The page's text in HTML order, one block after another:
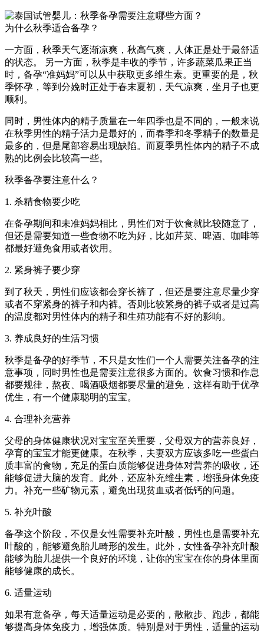
为什么秋季适合备孕？
一方面，秋季天气逐渐凉爽，秋高气爽，人体正是处于最舒适
的状态。 另一方面，秋季是丰收的季节，许多蔬菜瓜果正当
时，备孕“准妈妈”可以从中获取更多维生素。更重要的是，秋
季怀孕，等到分娩时正处于春末夏初，天气凉爽，坐月子也更
顺利。
同时，男性体内的精子质量在一年四季也是不同的，一般来说
在秋季男性的精子活力是最好的，而春季和冬季精子的数量是
最多的，但是尾部容易出现缺陷。而夏季男性体内的精子不成
熟的比例会比较高一些。
秋季备孕要注意什么？
1. 杀精食物要少吃
在备孕期间和未准妈妈相比，男性们对于饮食就比较随意了，
但还是需要知道一些食物不吃为好，比如芹菜、啤酒、咖啡等
都最好避免食用或者饮用。
2. 紧身裤子要少穿
到了秋天，男性们应该都会穿长裤了，但还是要注意尽量少穿
或者不穿紧身的裤子和内裤。否则比较紧身的裤子或者是过高
的温度都对男性体内的精子和生殖功能有不好的影响。
3. 养成良好的生活习惯
秋季是备孕的好季节，不只是女性们一个人需要关注备孕的注
意事项，同时男性也是需要注意很多方面的。饮食习惯和作息
都要规律，熬夜、喝酒吸烟都要尽量的避免，这样有助于优孕
优生，有一个健康聪明的宝宝。
4. 合理补充营养
父母的身体健康状况对宝宝至关重要，父母双方的营养良好，
孕育的宝宝才能更健康。在秋季，夫妻双方应该多吃一些蛋白
质丰富的食物，充足的蛋白质能够促进身体对营养的吸收，还
能够促进大脑的发育。此外，还应补充维生素，增强身体免疫
力。补充一些矿物元素，避免出现贫血或者低钙的问题。
5. 补充叶酸
备孕这个阶段，不仅是女性需要补充叶酸，男性也是需要补充
叶酸的，能够避免胎儿畸形的发生。此外，女性备孕补充叶酸
能够为胎儿提供一个良好的环境，让你的宝宝在你的身体里面
能够健康的成长。
6. 适量运动
如果有意备孕，每天适量运动是必要的，散散步、跑步，都能
够提高身体免疫力，增强体质。特别是对于男性，适量的运动